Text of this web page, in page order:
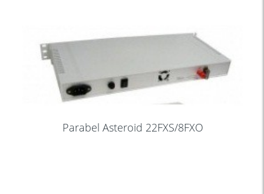
Parabel Asteroid 22FXS/8FXO